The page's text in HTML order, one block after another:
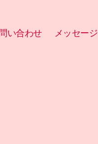
い合わせ メッセージ